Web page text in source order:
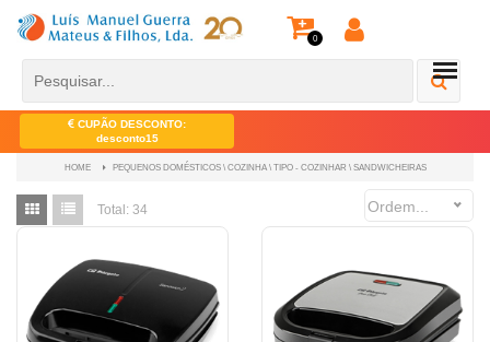
0
CUPÃO DESCONTO:
desconto15
HOME PEQUENOS DOMÉSTICOS \ COZINHA \ TIPO - COZINHAR \ SANDWICHEIRAS
Total: 34 Ordem...